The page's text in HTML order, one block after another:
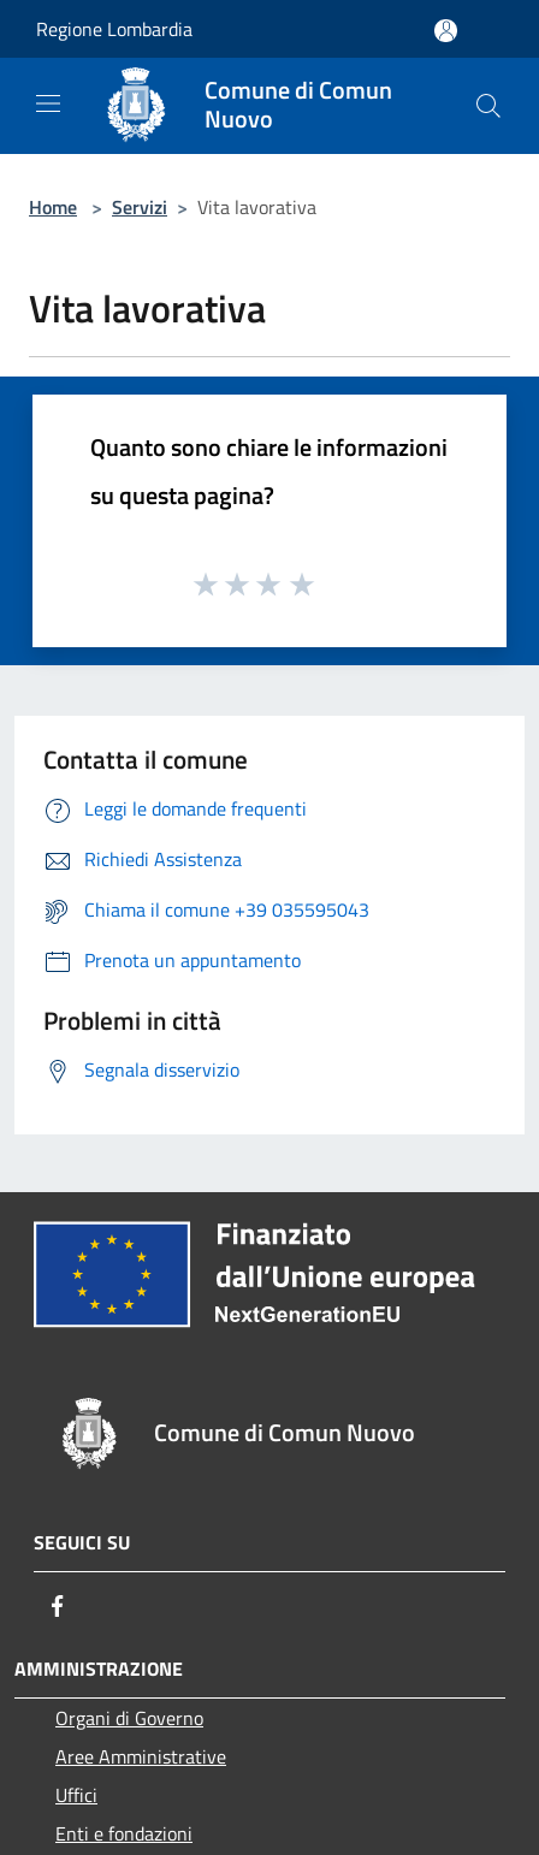
Regione Lombardia
Comune di Comun
Nuovo
Home > Servizi > Vita lavorativa
Vita lavorativa
Quanto sono chiare le informazioni
su questa pagina?
Contatta il comune
Leggi le domande frequenti
Richiedi Assistenza
Chiama il comune +39 035595043
Prenota un appuntamento
Problemi in città
Segnala disservizio
Comune di Comun Nuovo
SEGUICI SU
AMMINISTRAZIONE
Organi di Governo
Aree Amministrative
Uffici
Enti e fondazioni